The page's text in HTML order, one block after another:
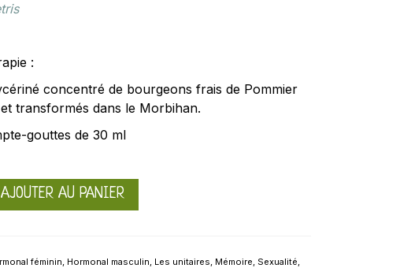
:
concentré de bourgeons frais de Pommier
transformés dans le Morbihan.
gouttes de 30 ml
AJOUTER AU PANIER
féminin, Hormonal masculin, Les unitaires, Mémoire, Sexualité,